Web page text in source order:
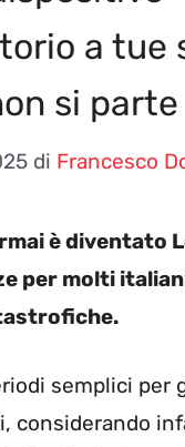
a tue
si parte
di Francesco
è diventato
per molti
semplici per
considerando